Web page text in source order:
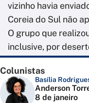
vizinho havia
Coreia do Sul não
O grupo que
inclusive, por
Colunistas
Basília
Anderson
8 de janeiro